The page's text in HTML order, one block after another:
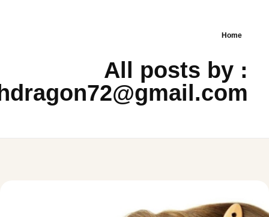
Home
All posts by :